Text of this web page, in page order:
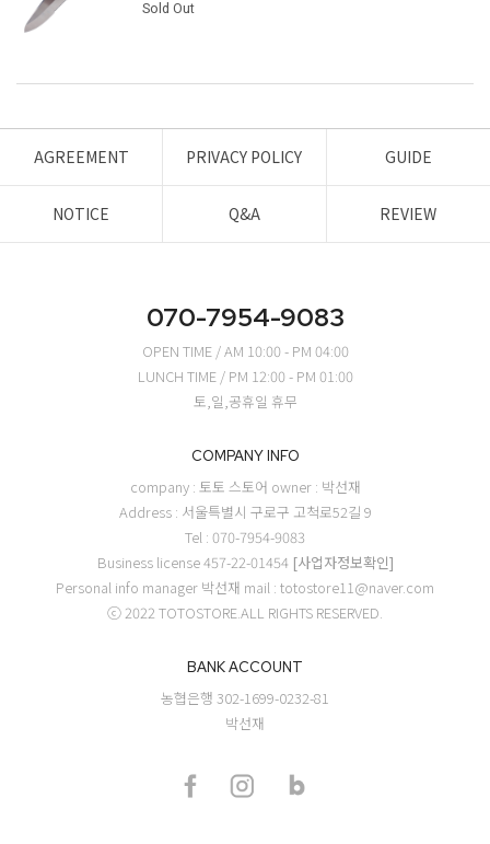
Sold Out
AGREEMENT PRIVACY POLICY GUIDE
NOTICE Q&A REVIEW
070-7954-9083
OPEN TIME / AM 10:00 - PM 04:00
LUNCH TIME / PM 12:00 - PM 01:00
토,일,공휴일 휴무
COMPANY INFO
company : 토토 스토어 owner : 박선재
Address : 서울특별시 구로구 고척로52길 9
Tel : 070-7954-9083
Business license 457-22-01454 [사업자정보확인]
Personal info manager 박선재 mail : totostore11@naver.com
ⓒ 2022 TOTOSTORE.ALL RIGHTS RESERVED.
BANK ACCOUNT
농협은행 302-1699-0232-81
박선재